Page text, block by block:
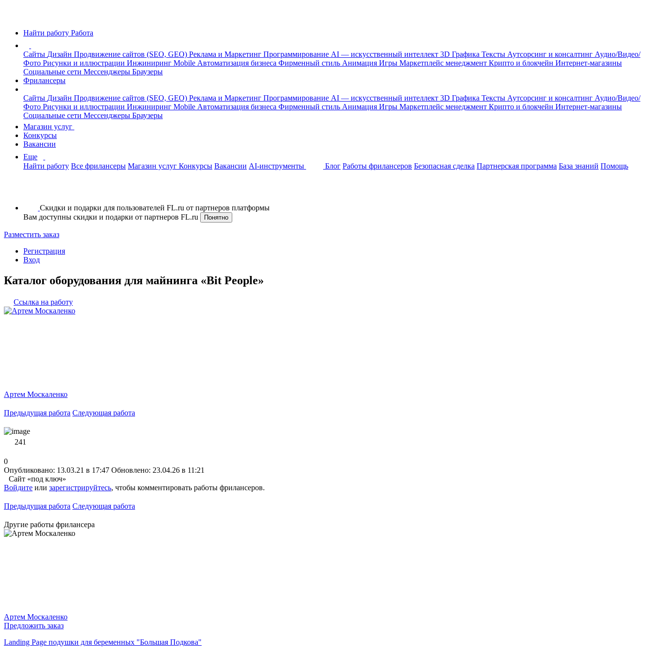
Найти работу Работа
Сайты Дизайн Продвижение сайтов (SEO, GEO) Реклама и Маркетинг Программирование AI — искусственный интеллект 3D Графика Тексты Аутсорсинг и консалтинг Аудио/Видео/
Фото Рисунки и иллюстрации Инжиниринг Mobile Автоматизация бизнеса Фирменный стиль Анимация Игры Маркетплейс менеджмент Крипто и блокчейн Интернет-магазины
Социальные сети Мессенджеры Браузеры
Фрилансеры
Сайты Дизайн Продвижение сайтов (SEO, GEO) Реклама и Маркетинг Программирование AI — искусственный интеллект 3D Графика Тексты Аутсорсинг и консалтинг Аудио/Видео/
Фото Рисунки и иллюстрации Инжиниринг Mobile Автоматизация бизнеса Фирменный стиль Анимация Игры Маркетплейс менеджмент Крипто и блокчейн Интернет-магазины
Социальные сети Мессенджеры Браузеры
Магазин услуг
Конкурсы
Вакансии
Еще
Найти работу Все фрилансеры Магазин услуг Конкурсы Вакансии AI-инструменты Блог Работы фрилансеров Безопасная сделка Партнерская программа База знаний Помощь
Скидки и подарки для пользователей FL.ru от партнеров платформы
Вам доступны скидки и подарки от партнеров FL.ru
Понятно
Разместить заказ
Регистрация
Вход
Каталог оборудования для майнинга «Bit People»
Ссылка на работу
Артем Москаленко
Предыдущая работа Следующая работа
241
0
Опубликовано: 13.03.21 в 17:47 Обновлено: 23.04.26 в 11:21
Сайт «под ключ»
Войдите или зарегистрируйтесь, чтобы комментировать работы фрилансеров.
Предыдущая работа Следующая работа
Другие работы фрилансера
Артем Москаленко
Предложить заказ
Landing Page подушки для беременных "Большая Подкова"